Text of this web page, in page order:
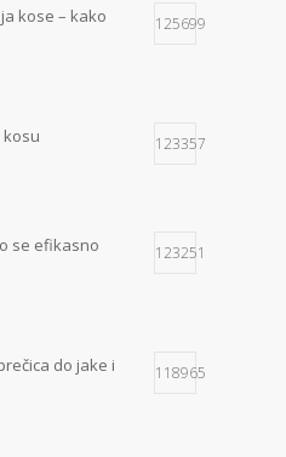
kose – kako
125699
kosu 123357
se efikasno
123251
do jake i
118965